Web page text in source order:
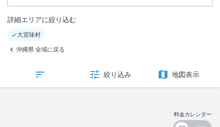
詳細エリアに絞り込む
大宜味村
沖縄県 全域に戻る
絞り込み 地図表示
料金カレンダー